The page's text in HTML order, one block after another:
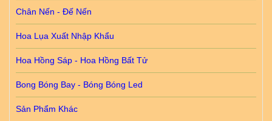
Chân Nến - Đế Nến
Hoa Lụa Xuất Nhập Khẩu
Hoa Hồng Sáp - Hoa Hồng Bất Tử
Bong Bóng Bay - Bóng Bóng Led
Sản Phẩm Khác